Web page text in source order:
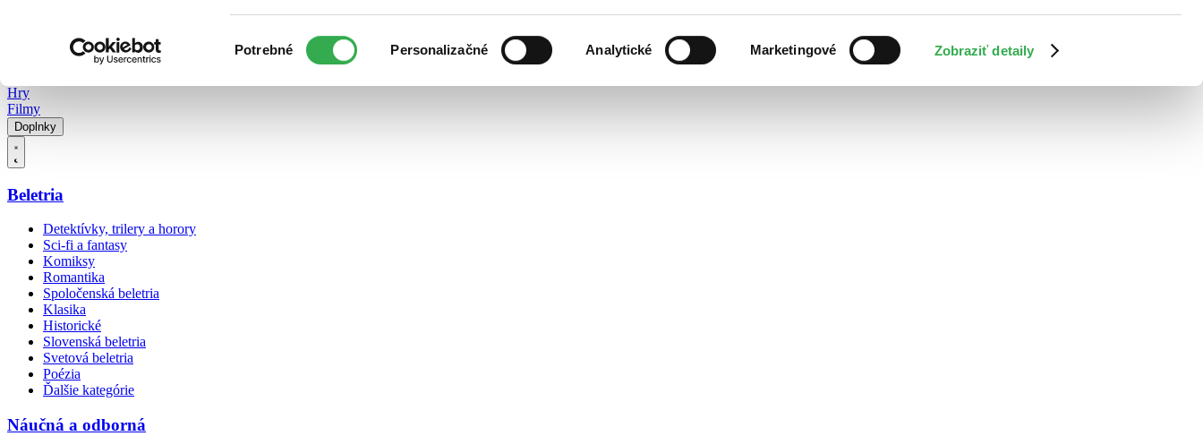
súhlasu
Potrebné Personalizačné Analytické Marketingové Zobraziť detaily
Hry
Filmy
Doplnky
Beletria
Detektívky, trilery a horory
Sci-fi a fantasy
Komiksy
Romantika
Spoločenská beletria
Klasika
Historické
Slovenská beletria
Svetová beletria
Poézia
Ďalšie kategórie
Náučná a odborná